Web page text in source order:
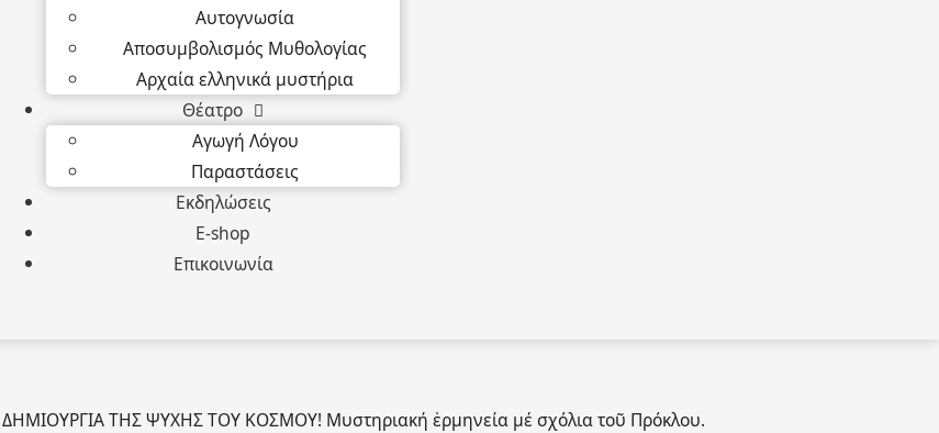
Αυτογνωσία
Αποσυμβολισμός Μυθολογίας
Αρχαία ελληνικά μυστήρια
Θέατρο
Αγωγή Λόγου
Παραστάσεις
Εκδηλώσεις
E-shop
Επικοινωνία
ΤΗΣ ΨΥΧΗΣ ΤΟΥ ΚΟΣΜΟΥ! Μυστηριακή ἑρμηνεία μέ σχόλια τοῦ Πρόκλου.